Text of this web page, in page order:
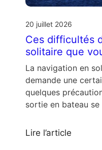
20 juillet 2026
Ces difficultés
solitaire que
La navigation en
demande une
quelques
sortie en bateau
Lire l’article